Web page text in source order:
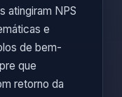
atingiram NPS
e
de bem-
que
retorno da